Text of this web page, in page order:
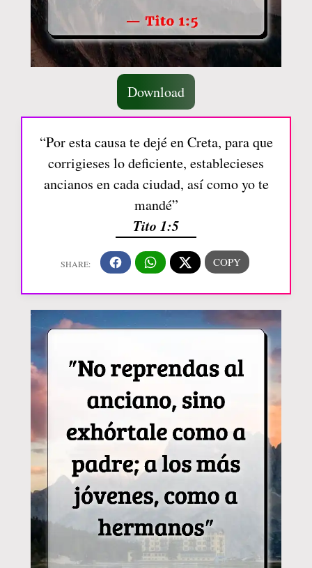
Download
“Por esta causa te dejé en Creta, para que
corrigieses lo deficiente, establecieses
ancianos en cada ciudad, así como yo te
mandé”
Tito 1:5